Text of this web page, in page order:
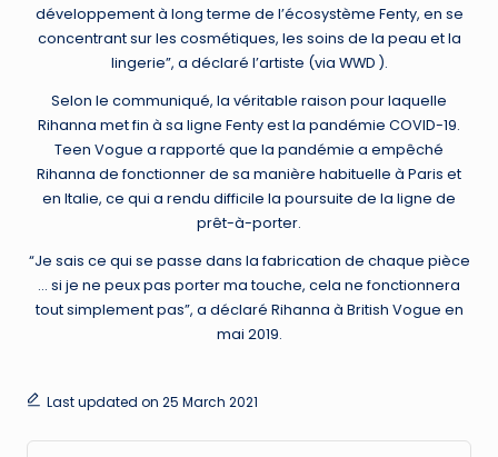
développement à long terme de l’écosystème Fenty, en se
concentrant sur les cosmétiques, les soins de la peau et la
lingerie”, a déclaré l’artiste (via WWD ).
Selon le communiqué, la véritable raison pour laquelle
Rihanna met fin à sa ligne Fenty est la pandémie COVID-19.
Teen Vogue a rapporté que la pandémie a empêché
Rihanna de fonctionner de sa manière habituelle à Paris et
en Italie, ce qui a rendu difficile la poursuite de la ligne de
prêt-à-porter.
“Je sais ce qui se passe dans la fabrication de chaque pièce
… si je ne peux pas porter ma touche, cela ne fonctionnera
tout simplement pas”, a déclaré Rihanna à British Vogue en
mai 2019.
Last updated on 25 March 2021